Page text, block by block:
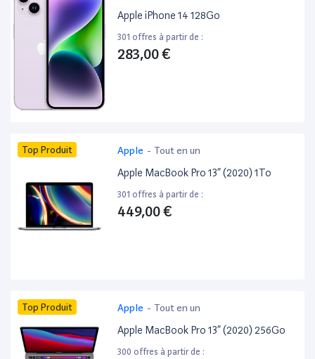
Apple iPhone 14 128Go
301 offres à partir de :
283,00 €
Top Produit Apple - Tout en un
Apple MacBook Pro 13” (2020) 1To
301 offres à partir de :
449,00 €
Top Produit Apple - Tout en un
Apple MacBook Pro 13” (2020) 256Go
300 offres à partir de :